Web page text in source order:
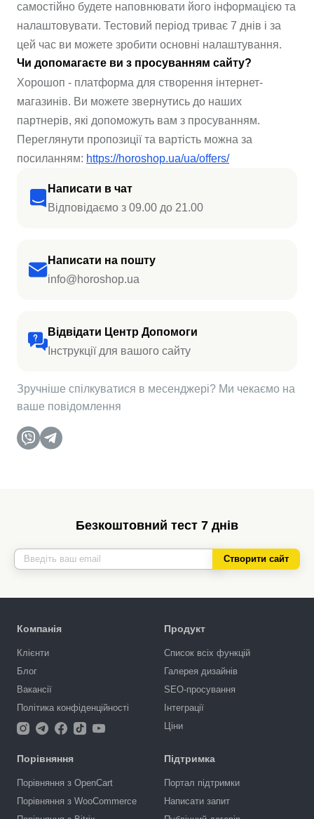
Написати в чат
Відповідаємо з 09.00 до 21.00
Написати на пошту
info@horoshop.ua
Відвідати Центр Допомоги
Інструкції для вашого сайту
Зручніше спілкуватися в месенджері? Ми чекаємо на
ваше повідомлення
самостійно будете наповнювати його інформацією та
налаштовувати. Тестовий період триває 7 днів і за
цей час ви можете зробити основні налаштування.
Чи допомагаєте ви з просуванням сайту?
Хорошоп - платформа для створення інтернет-
магазинів. Ви можете звернутись до наших
партнерів, які допоможуть вам з просуванням.
Переглянути пропозиції та вартість можна за
посиланням: https://horoshop.ua/ua/offers/
Безкоштовний тест 7 днів
Створити сайт
Компанія
Клієнти
Блог
Вакансії
Політика конфіденційності
Продукт
Список всіх функцій
Галерея дизайнів
SEO-просування
Інтеграції
Ціни
Порівняння
Порівняння з OpenCart
Порівняння з WooCommerce
Підтримка
Портал підтримки
Написати запит